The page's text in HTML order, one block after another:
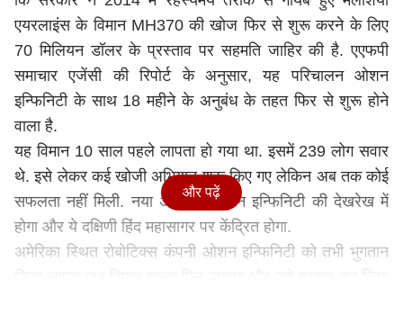
एयरलाइंस के विमान MH370 की खोज फिर से शुरू करने के लिए
70 मिलियन डॉलर के प्रस्ताव पर सहमति जाहिर की है. एएफपी
समाचार एजेंसी की रिपोर्ट के अनुसार, यह परिचालन ओशन
इन्फिनिटी के साथ 18 महीने के अनुबंध के तहत फिर से शुरू होने
वाला है.
यह विमान 10 साल पहले लापता हो गया था. इसमें 239 लोग सवार
थे. इसे लेकर कई खोजी अभियान शुरू किए गए लेकिन अब तक कोई
सफलता नहीं मिली. नया अभियान ओशन इन्फिनिटी की देखरेख में
होगा और ये दक्षिणी हिंद महासागर पर केंद्रित होगा.
अमेरिका स्थित रोबोटिक्स कंपनी ओशन इन्फिनिटी को तभी भुगतान
और पढ़ें